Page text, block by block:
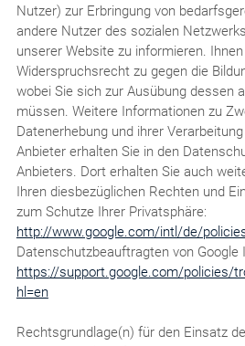
Nutzer) zur Erbringung von
andere Nutzer des sozialen
unserer Website zu informieren.
Widerspruchsrecht zu gegen die
wobei Sie sich zur Ausübung dessen
müssen. Weitere Informationen zu
Datenerhebung und ihrer
Anbieter erhalten Sie in den
Anbieters. Dort erhalten Sie auch
Ihren diesbezüglichen Rechten und
zum Schutze Ihrer Privatsphäre:
http://www.google.com/intl/de/
Datenschutzbeauftragten von Google
https://support.google.com/policies/
hl=en
Rechtsgrundlage(n) für den Einsatz